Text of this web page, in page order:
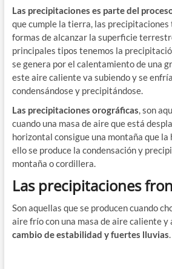
Las precipitaciones es parte del
que cumple la tierra, las
formas de alcanzar la superficie
principales tipos tenemos la
se genera por el calentamiento de una
este aire caliente va subiendo y se
condensándose y precipitándose.
Las precipitaciones orográficas, son
cuando una masa de aire que está
horizontal consigue una montaña que la
ello se produce la condensación y
montaña o cordillera.
Las precipitaciones
Son aquellas que se producen cuando
aire frío con una masa de aire caliente y
cambio de estabilidad y fuertes lluvias.